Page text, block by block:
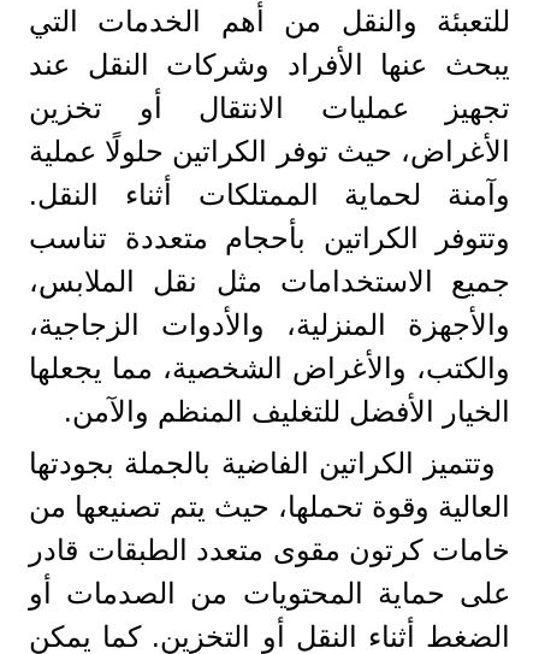
للتعبئة والنقل من أهم الخدمات التي
يبحث عنها الأفراد وشركات النقل عند
تجهيز عمليات الانتقال أو تخزين
الأغراض، حيث توفر الكراتين حلولًا عملية
وآمنة لحماية الممتلكات أثناء النقل.
وتتوفر الكراتين بأحجام متعددة تناسب
جميع الاستخدامات مثل نقل الملابس،
والأجهزة المنزلية، والأدوات الزجاجية،
والكتب، والأغراض الشخصية، مما يجعلها
الخيار الأفضل للتغليف المنظم والآمن.
وتتميز الكراتين الفاضية بالجملة بجودتها
العالية وقوة تحملها، حيث يتم تصنيعها من
خامات كرتون مقوى متعدد الطبقات قادر
على حماية المحتويات من الصدمات أو
الضغط أثناء النقل أو التخزين. كما يمكن